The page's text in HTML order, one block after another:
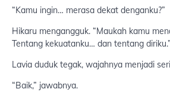
“Kamu ingin… merasa dekat denganku?”
Hikaru mengangguk. “Maukah kamu
Tentang kekuatanku… dan tentang diriku.”
Lavia duduk tegak, wajahnya menjadi
“Baik,” jawabnya.